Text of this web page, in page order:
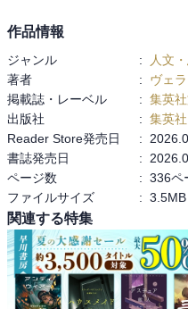
フェミニストであるということ
もそれに含まれる。女性の自由
せないこと。これこそが今のフ
ではないだろうか。
人新世の解放的側面と破壊的側
善と悪、進歩とリスク、自由と
悲劇へと私たちを立ち返らせる
ける２つの主要な指標をもとに
ェミニズムを探究する話題の論
「人類学に根ざした実証的な
フランスだけでなく、日本の
視座を与えてくれるだろう」
作品情報
ジャンル : 人文
著者
: ヴェ
掲載誌・レーベル
: 集英
出版社
: 集英社
Reader Store発売日
:
書誌発売日
:
ページ数
: 336ペ
ファイルサイズ
: 3.5MB
関連する特集